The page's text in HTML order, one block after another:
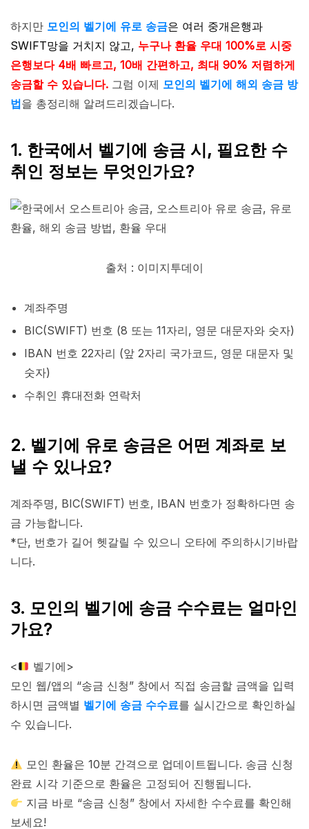
하지만 모인의 벨기에 유로 송금은 여러 중개은행과
SWIFT망을 거치지 않고, 누구나 환율 우대 100%로 시중
은행보다 4배 빠르고, 10배 간편하고, 최대 90% 저렴하게
송금할 수 있습니다. 그럼 이제 모인의 벨기에 해외 송금 방
법을 총정리해 알려드리겠습니다.
1. 한국에서 벨기에 송금 시, 필요한 수
취인 정보는 무엇인가요?
출처 : 이미지투데이
계좌주명
BIC(SWIFT) 번호 (8 또는 11자리, 영문 대문자와 숫자)
IBAN 번호 22자리 (앞 2자리 국가코드, 영문 대문자 및
숫자)
수취인 휴대전화 연락처
2. 벨기에 유로 송금은 어떤 계좌로 보
낼 수 있나요?
계좌주명, BIC(SWIFT) 번호, IBAN 번호가 정확하다면 송
금 가능합니다.
*단, 번호가 길어 헷갈릴 수 있으니 오타에 주의하시기바랍
니다.
3. 모인의 벨기에 송금 수수료는 얼마인
가요?
<
벨기에>
모인 웹/앱의 “송금 신청” 창에서 직접 송금할 금액을 입력
하시면 금액별 벨기에 송금 수수료를 실시간으로 확인하실
수 있습니다.
모인 환율은 10분 간격으로 업데이트됩니다. 송금 신청
완료 시각 기준으로 환율은 고정되어 진행됩니다.
지금 바로 “송금 신청” 창에서 자세한 수수료를 확인해
보세요!